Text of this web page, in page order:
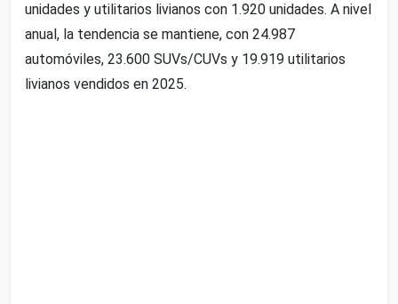
unidades y utilitarios livianos con 1.920 unidades. A nivel
anual, la tendencia se mantiene, con 24.987
automóviles, 23.600 SUVs/CUVs y 19.919 utilitarios
livianos vendidos en 2025.